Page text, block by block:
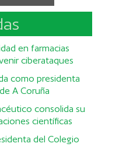
en farmacias
ciberataques
como presidenta
A Coruña
consolida su
científicas
del Colegio